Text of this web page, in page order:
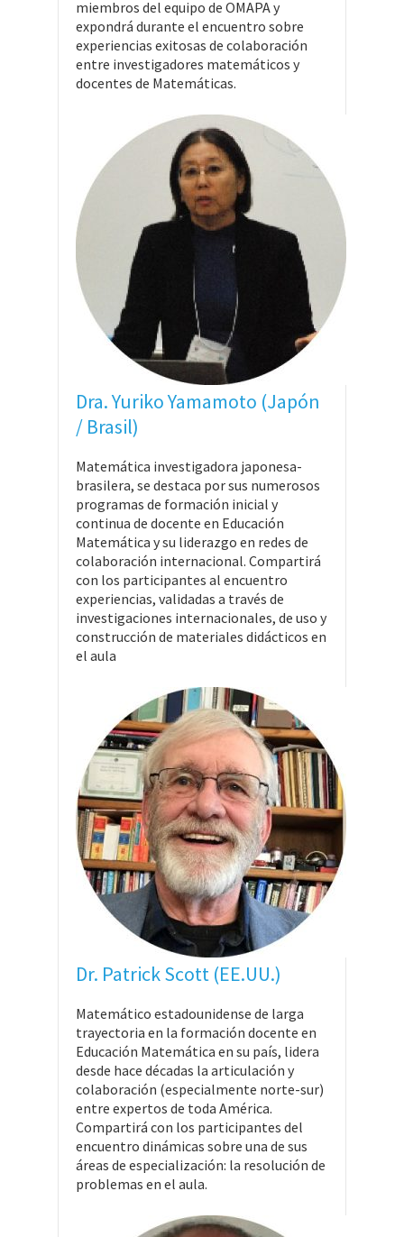
miembros del equipo de OMAPA y
expondrá durante el encuentro sobre
experiencias exitosas de colaboración
entre investigadores matemáticos y
docentes de Matemáticas.
Dra. Yuriko Yamamoto (Japón
/ Brasil)
Matemática investigadora japonesa-
brasilera, se destaca por sus numerosos
programas de formación inicial y
continua de docente en Educación
Matemática y su liderazgo en redes de
colaboración internacional. Compartirá
con los participantes al encuentro
experiencias, validadas a través de
investigaciones internacionales, de uso y
construcción de materiales didácticos en
el aula
Dr. Patrick Scott (EE.UU.)
Matemático estadounidense de larga
trayectoria en la formación docente en
Educación Matemática en su país, lidera
desde hace décadas la articulación y
colaboración (especialmente norte-sur)
entre expertos de toda América.
Compartirá con los participantes del
encuentro dinámicas sobre una de sus
áreas de especialización: la resolución de
problemas en el aula.